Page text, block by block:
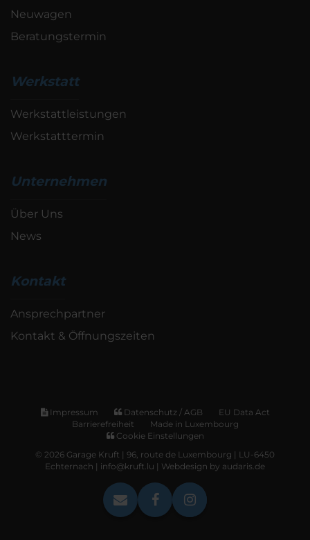
Neuwagen
Beratungstermin
Werkstatt
Werkstattleistungen
Werkstatttermin
Unternehmen
Über Uns
News
Kontakt
Ansprechpartner
Kontakt & Öffnungszeiten
Impressum Datenschutz / AGB
EU Data Act
Barrierefreiheit
Made in Luxembourg
Cookie Einstellungen
© 2026 Garage Kruft | 96, route de Luxembourg | LU-6450
Echternach | info@kruft.lu | Webdesign by audaris.de